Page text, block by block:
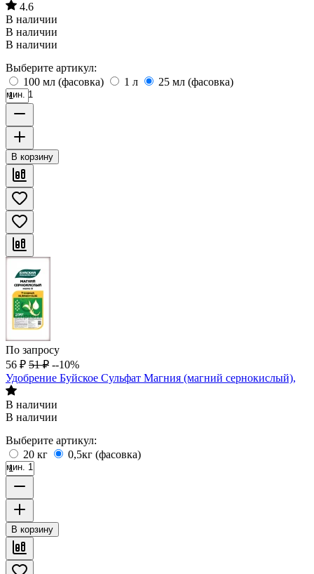
4.6
В наличии
В наличии
В наличии
Выберите артикул:
100 мл (фасовка)
1 л 25 мл (фасовка)
мин. 1
В корзину
По запросу
56 ₽ 51 ₽ --10%
Удобрение Буйское Сульфат Магния (магний сернокислый),
В наличии
В наличии
Выберите артикул:
20 кг
0,5кг (фасовка)
мин. 1
В корзину